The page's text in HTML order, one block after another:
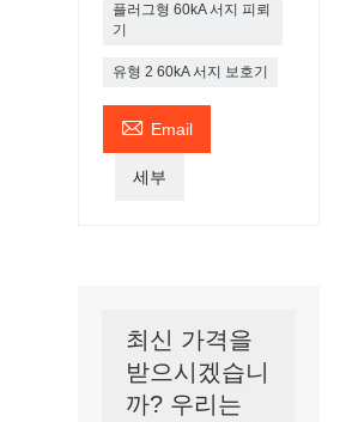
플러그형 60kA 서지 피뢰
기
유형 2 60kA 서지 보호기
 Email
세부
최신 가격을
받으시겠습니
까? 우리는